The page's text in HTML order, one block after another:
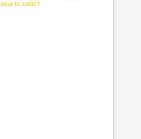
pour la santé?